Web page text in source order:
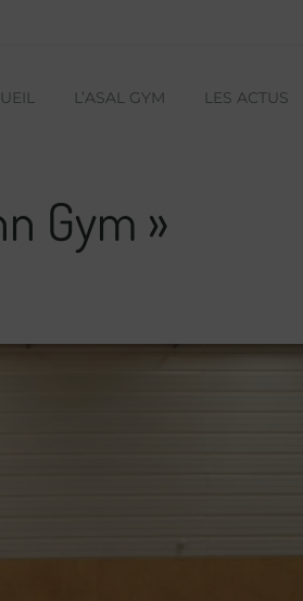
L’ASAL GYM LES ACTUS
Gym »